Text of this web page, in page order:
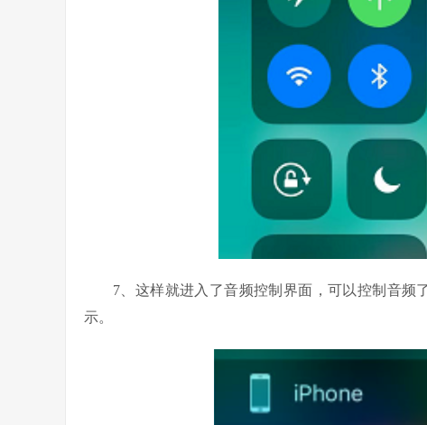
7、这样就进入了音频控制界面，可以控制音频
示。